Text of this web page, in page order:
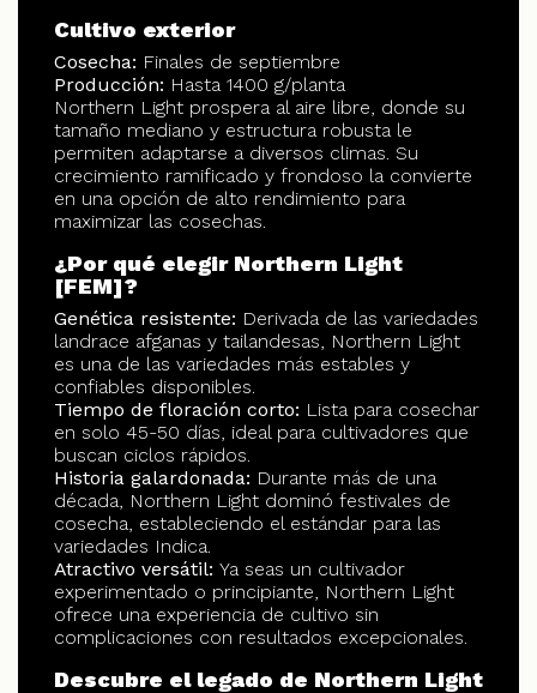
Cultivo exterior
Cosecha: Finales de septiembre
Producción: Hasta 1400 g/planta
Northern Light prospera al aire libre, donde su
tamaño mediano y estructura robusta le
permiten adaptarse a diversos climas. Su
crecimiento ramificado y frondoso la convierte
en una opción de alto rendimiento para
maximizar las cosechas.
¿Por qué elegir Northern Light
[FEM]?
Genética resistente: Derivada de las variedades
landrace afganas y tailandesas, Northern Light
es una de las variedades más estables y
confiables disponibles.
Tiempo de floración corto: Lista para cosechar
en solo 45-50 días, ideal para cultivadores que
buscan ciclos rápidos.
Historia galardonada: Durante más de una
década, Northern Light dominó festivales de
cosecha, estableciendo el estándar para las
variedades Indica.
Atractivo versátil: Ya seas un cultivador
experimentado o principiante, Northern Light
ofrece una experiencia de cultivo sin
complicaciones con resultados excepcionales.
Descubre el legado de Northern Light